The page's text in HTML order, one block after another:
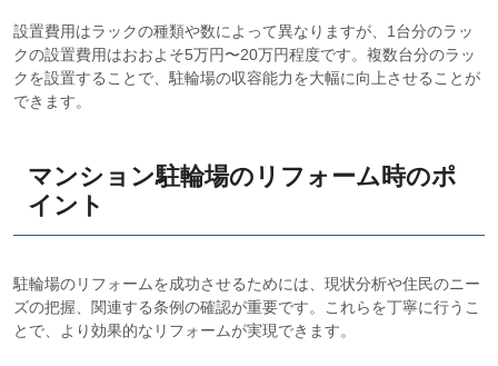
設置費用はラックの種類や数によって異なりますが、1台分のラッ
クの設置費用はおおよそ5万円〜20万円程度です。複数台分のラッ
クを設置することで、駐輪場の収容能力を大幅に向上させることが
できます。
マンション駐輪場のリフォーム時のポ
イント
駐輪場のリフォームを成功させるためには、現状分析や住民のニー
ズの把握、関連する条例の確認が重要です。これらを丁寧に行うこ
とで、より効果的なリフォームが実現できます。